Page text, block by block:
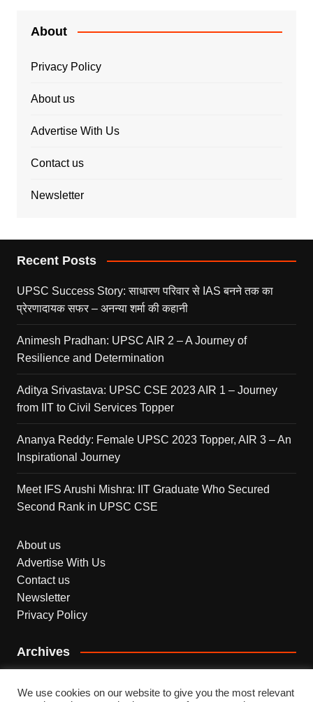
About
Privacy Policy
About us
Advertise With Us
Contact us
Newsletter
Recent Posts
UPSC Success Story: साधारण परिवार से IAS बनने तक का
प्रेरणादायक सफर – अनन्या शर्मा की कहानी
Animesh Pradhan: UPSC AIR 2 – A Journey of
Resilience and Determination
Aditya Srivastava: UPSC CSE 2023 AIR 1 – Journey
from IIT to Civil Services Topper
Ananya Reddy: Female UPSC 2023 Topper, AIR 3 – An
Inspirational Journey
Meet IFS Arushi Mishra: IIT Graduate Who Secured
Second Rank in UPSC CSE
About us
Advertise With Us
Contact us
Newsletter
Privacy Policy
Archives
We use cookies on our website to give you the most relevant